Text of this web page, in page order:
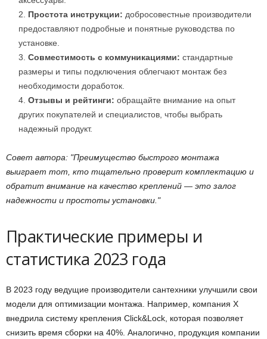
Простота инструкции: добросовестные производители
предоставляют подробные и понятные руководства по
установке.
Совместимость с коммуникациями: стандартные
размеры и типы подключения облегчают монтаж без
необходимости доработок.
Отзывы и рейтинги: обращайте внимание на опыт
других покупателей и специалистов, чтобы выбрать
надежный продукт.
Совет автора: Преимущество быстрого монтажа
выиграет тот, кто тщательно проверит комплектацию и
обратит внимание на качество креплений — это залог
надежности и простоты установки.
Практические примеры и
статистика 2023 года
В 2023 году ведущие производители сантехники улучшили свои
модели для оптимизации монтажа. Например, компания X
внедрила систему крепления Click&Lock, которая позволяет
снизить время сборки на 40%. Аналогично, продукция компании